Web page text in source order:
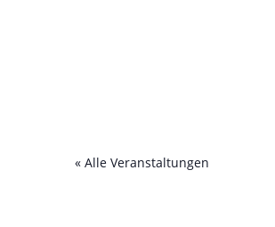
« Alle Veranstaltungen